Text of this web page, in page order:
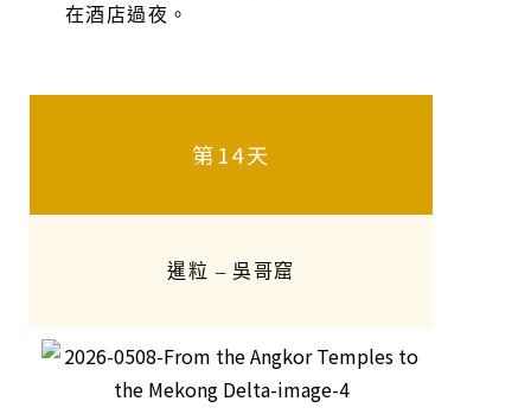
在酒店過夜。
第14天
暹粒 – 吳哥窟